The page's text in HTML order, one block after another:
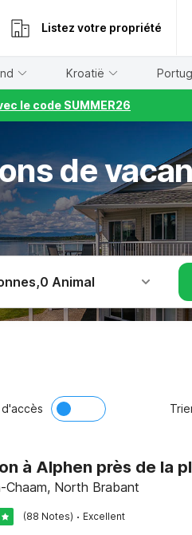
Listez votre propriété
Kroatië
le code SUMMER26
de
,0 Animal
d'accès
à Alphen près de la
Chaam, North Brabant
(88 Notes) · Excellent